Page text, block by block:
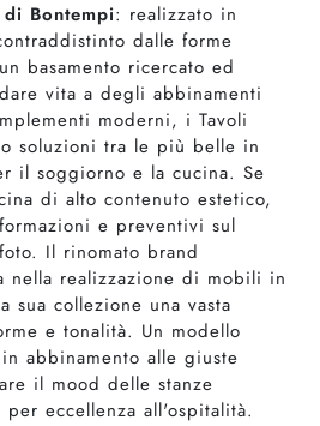
Bontempi: realizzato in
dalle forme
basamento ricercato ed
vita a degli abbinamenti
moderni, i Tavoli
soluzioni tra le più belle in
il soggiorno e la cucina. Se
di alto contenuto estetico,
e preventivi sul
Il rinomato brand
nella realizzazione di mobili in
sua collezione una vasta
e tonalità. Un modello
abbinamento alle giuste
il mood delle stanze
eccellenza all'ospitalità.